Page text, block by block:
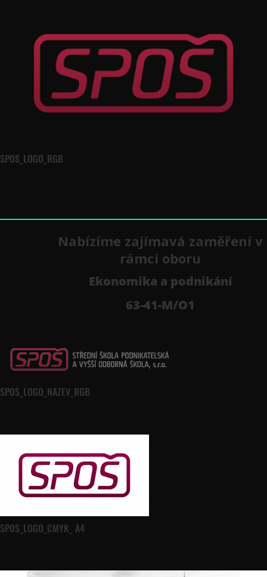
SPOS_LOGO_RGB
Nabízíme zajímavá zaměření v
rámci oboru
Ekonomika a podnikání
63-41-M/O1
SPOS_LOGO_NAZEV_RGB
SPOS_LOGO_CMYK_ A4